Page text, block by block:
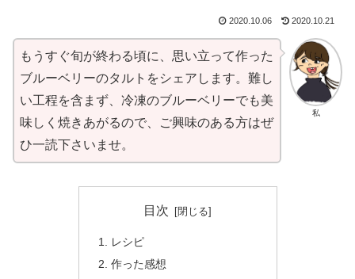
2020.10.06 2020.10.21
私
もうすぐ旬が終わる頃に、思い立って作った
ブルーベリーのタルトをシェアします。難し
い工程を含まず、冷凍のブルーベリーでも美
味しく焼きあがるので、ご興味のある方はぜ
ひ一読下さいませ。
目次
レシピ
作った感想